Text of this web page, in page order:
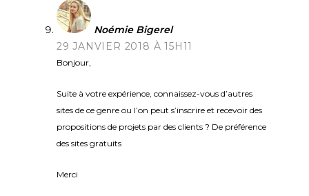
Noémie Bigerel
29 JANVIER 2018 À 15H11
Bonjour,
Suite à votre expérience, connaissez-vous d’autres
sites de ce genre ou l’on peut s’inscrire et recevoir des
propositions de projets par des clients ? De préférence
des sites gratuits
Merci